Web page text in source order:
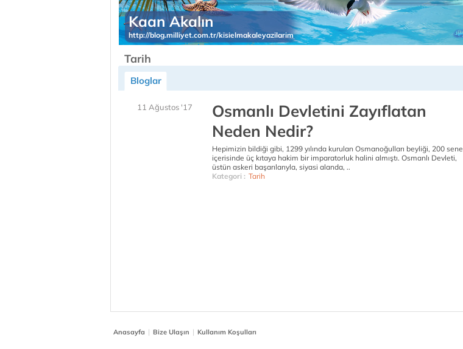
Kaan Akalın
http://blog.milliyet.com.tr/kisielmakaleyazilarim
Tarih
Bloglar
11 Ağustos '17
Osmanlı Devletini Zayıflatan
Neden Nedir?
Hepimizin bildiği gibi, 1299 yılında kurulan Osmanoğulları beyliği, 200 sene
içerisinde üç kıtaya hakim bir imparatorluk halini almıştı. Osmanlı Devleti,
üstün askeri başarılarıyla, siyasi alanda, ..
Kategori : Tarih
Anasayfa | Bize Ulaşın | Kullanım Koşulları